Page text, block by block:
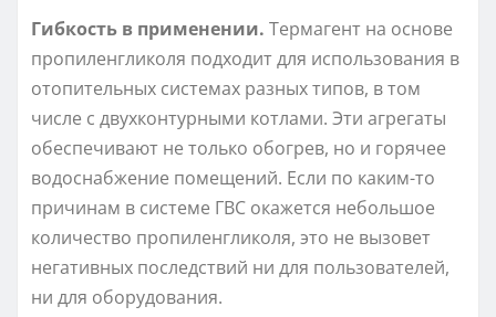
Гибкость в применении. Термагент на основе
пропиленгликоля подходит для использования в
отопительных системах разных типов, в том
числе с двухконтурными котлами. Эти агрегаты
обеспечивают не только обогрев, но и горячее
водоснабжение помещений. Если по каким-то
причинам в системе ГВС окажется небольшое
количество пропиленгликоля, это не вызовет
негативных последствий ни для пользователей,
ни для оборудования.